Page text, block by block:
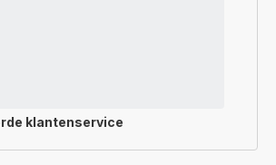
klantenservice